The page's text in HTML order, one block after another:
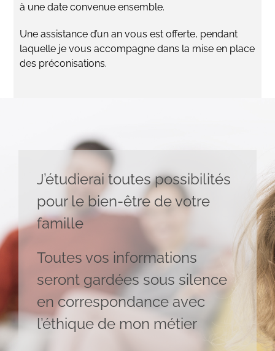
à une date convenue ensemble.
​Une assistance d’un an vous est offerte, pendant
laquelle je vous accompagne dans la mise en place
des préconisations.
J’étudierai toutes possibilités
pour le bien-être de votre
famille
Toutes vos informations
seront gardées sous silence
en correspondance avec
l’éthique de mon métier